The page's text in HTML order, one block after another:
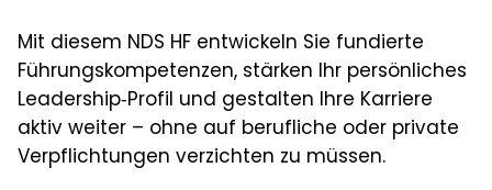
Mit diesem NDS HF entwickeln Sie fundierte
Führungskompetenzen, stärken Ihr persönliches
Leadership‑Profil und gestalten Ihre Karriere
aktiv weiter – ohne auf berufliche oder private
Verpflichtungen verzichten zu müssen.